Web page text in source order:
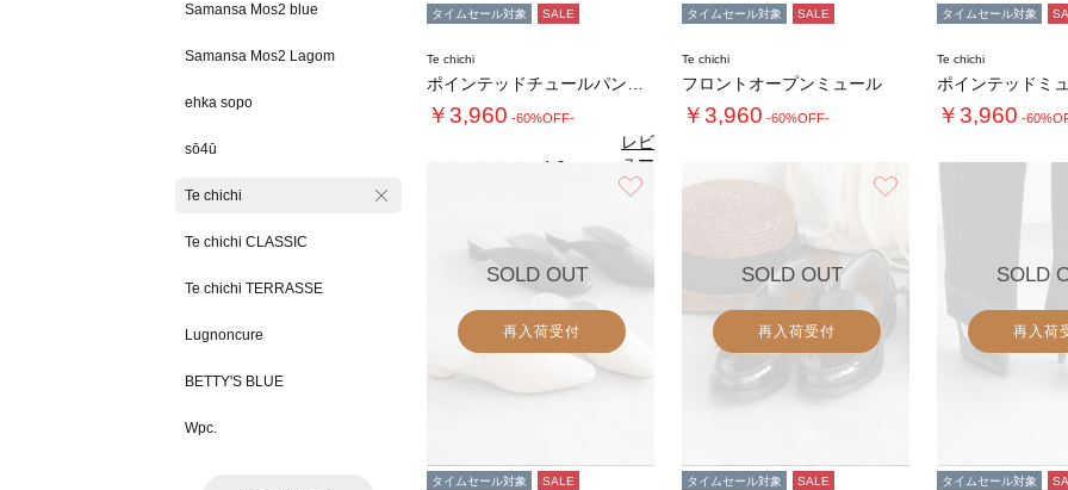
Samansa Mos2 blue
Samansa Mos2 Lagom
ehka sopo
sō4ū
Te chichi
Te chichi CLASSIC
Te chichi TERRASSE
Lugnoncure
BETTY'S BLUE
Wpc.
タイムセール対象 SALE
Te chichi
￥3,960 -60%OFF-
4.0
レビ
ュー
を見
る
タイムセール対象 SALE
Te chichi
フロントオープンミュール
￥3,960 -60%OFF-
タイムセール対象
Te chichi
ポインテッドミ
￥3,960 -
お気に入り
SOLD OUT
再入荷受付
タイムセール対象 SALE
SOLD OUT
再入荷受付
タイムセール対象 SALE
SOLD
再入荷
タイムセール対象